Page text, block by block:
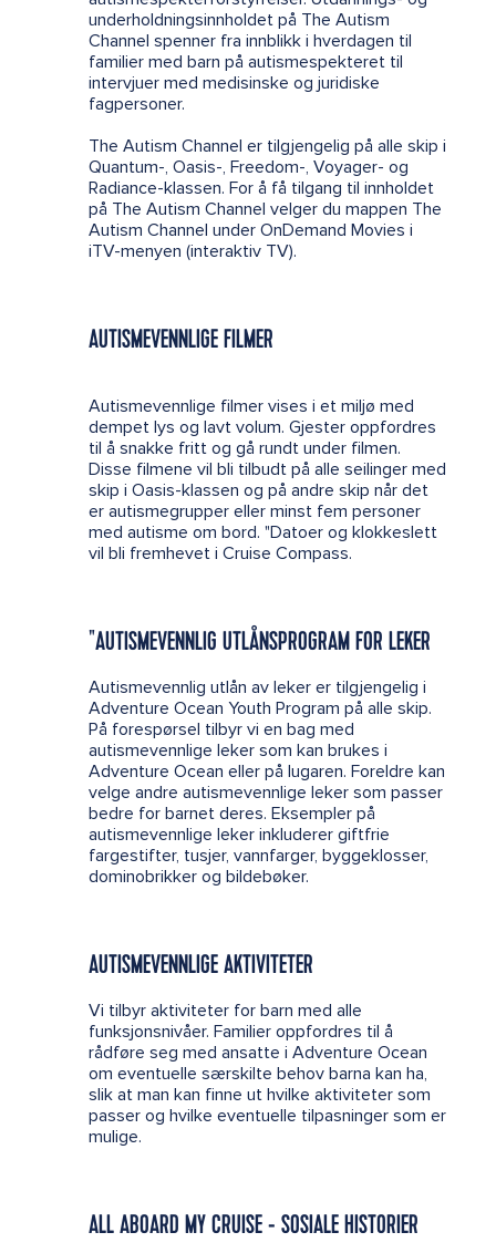
underholdningsinnholdet på The Autism
Channel spenner fra innblikk i hverdagen til
familier med barn på autismespekteret til
intervjuer med medisinske og juridiske
fagpersoner.
The Autism Channel er tilgjengelig på alle skip i
Quantum-, Oasis-, Freedom-, Voyager- og
Radiance-klassen. For å få tilgang til innholdet
på The Autism Channel velger du mappen The
Autism Channel under OnDemand Movies i
iTV-menyen (interaktiv TV).
AUTISMEVENNLIGE FILMER
Autismevennlige filmer vises i et miljø med
dempet lys og lavt volum. Gjester oppfordres
til å snakke fritt og gå rundt under filmen.
Disse filmene vil bli tilbudt på alle seilinger med
skip i Oasis-klassen og på andre skip når det
er autismegrupper eller minst fem personer
med autisme om bord. "Datoer og klokkeslett
vil bli fremhevet i Cruise Compass.
"AUTISMEVENNLIG UTLÅNSPROGRAM FOR LEKER
Autismevennlig utlån av leker er tilgjengelig i
Adventure Ocean Youth Program på alle skip.
På forespørsel tilbyr vi en bag med
autismevennlige leker som kan brukes i
Adventure Ocean eller på lugaren. Foreldre kan
velge andre autismevennlige leker som passer
bedre for barnet deres. Eksempler på
autismevennlige leker inkluderer giftfrie
fargestifter, tusjer, vannfarger, byggeklosser,
dominobrikker og bildebøker.
AUTISMEVENNLIGE AKTIVITETER
Vi tilbyr aktiviteter for barn med alle
funksjonsnivåer. Familier oppfordres til å
rådføre seg med ansatte i Adventure Ocean
om eventuelle særskilte behov barna kan ha,
slik at man kan finne ut hvilke aktiviteter som
passer og hvilke eventuelle tilpasninger som er
mulige.
ALL ABOARD MY CRUISE - SOSIALE HISTORIER